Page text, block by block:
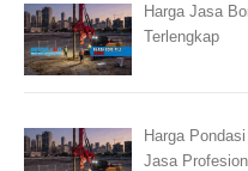
Harga Jasa
Terlengkap
Harga
Jasa